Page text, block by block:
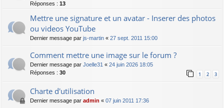
Réponses : 13
Mettre une signature et un avatar - Inserer des photos
ou videos YouTube
Dernier message par js-martin « 27 sept. 2011 15:00
Comment mettre une image sur le forum ?
Dernier message par Joelle31 « 24 juin 2026 18:05
Réponses : 30 1 2 3
Charte d'utilisation
Dernier message par admin « 07 juin 2011 17:36